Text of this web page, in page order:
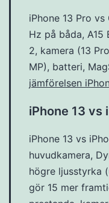
iPhone 13 Pro
Hz på båda, A15
2, kamera (13
MP), batteri,
jämförelsen
iPhone 13 vs
iPhone 13 vs
huvudkamera,
högre ljusstyrka
gör 15 mer